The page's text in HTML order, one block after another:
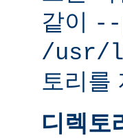
같이
/usr/
토리를
디렉토